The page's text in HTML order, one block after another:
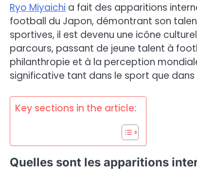
Ryo Miyaichi a fait des apparitions
football du Japon, démontrant son
sportives, il est devenu une icône
parcours, passant de jeune talent à
philanthropie et à la perception
significative tant dans le sport que
Key sections in the article:
Quelles sont les apparitions